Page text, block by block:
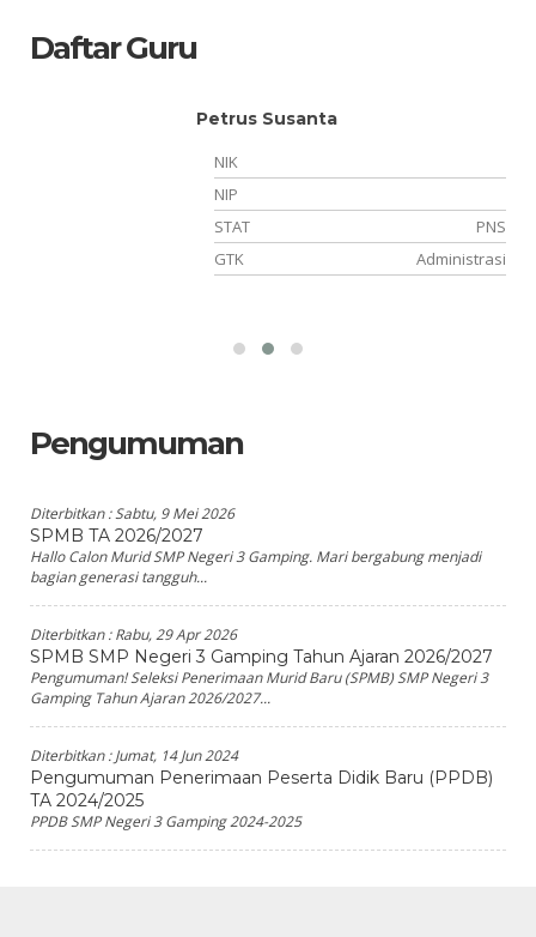
Daftar Guru
Petrus Susanta
NIK
NIP
STAT
PNS
GTK
Administrasi
Pengumuman
Diterbitkan :Sabtu, 9 Mei 2026
SPMB TA 2026/2027
Hallo Calon Murid SMP Negeri 3 Gamping. Mari bergabung menjadi
bagian generasi tangguh...
Diterbitkan :Rabu, 29 Apr 2026
SPMB SMP Negeri 3 Gamping Tahun Ajaran 2026/2027
Pengumuman! Seleksi Penerimaan Murid Baru (SPMB) SMP Negeri 3
Gamping Tahun Ajaran 2026/2027...
Diterbitkan :Jumat, 14 Jun 2024
Pengumuman Penerimaan Peserta Didik Baru (PPDB)
TA 2024/2025
PPDB SMP Negeri 3 Gamping 2024-2025